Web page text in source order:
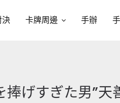
決 卡牌周邊 手辦
捧げすぎた男”